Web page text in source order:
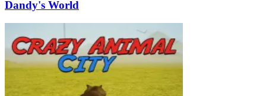
Dandy's World